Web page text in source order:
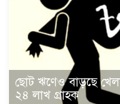
ছোট ঋণেও বাড়ছে
২৪ লাখ গ্রাহক